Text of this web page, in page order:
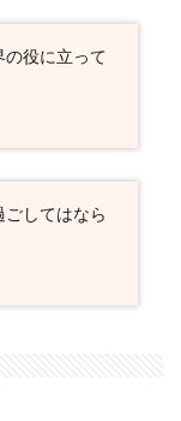
役に立って
してはなら